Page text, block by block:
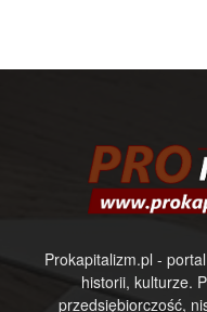
Prokapitalizm.pl -
historii, kulturze.
przedsiębiorczość,